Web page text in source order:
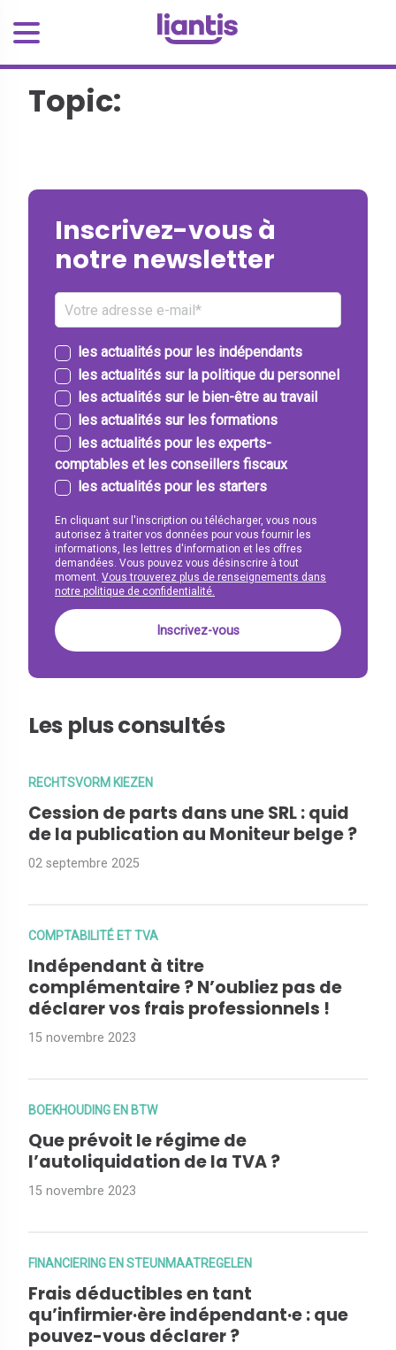
Topic:
Inscrivez-vous à
notre newsletter
les actualités pour les indépendants
les actualités sur la politique du personnel
les actualités sur le bien-être au travail
les actualités sur les formations
les actualités pour les experts-
comptables et les conseillers fiscaux
les actualités pour les starters
En cliquant sur l'inscription ou télécharger, vous nous
autorisez à traiter vos données pour vous fournir les
informations, les lettres d'information et les offres
demandées. Vous pouvez vous désinscrire à tout
moment. Vous trouverez plus de renseignements dans
notre politique de confidentialité.
Les plus consultés
RECHTSVORM KIEZEN
Cession de parts dans une SRL : quid
de la publication au Moniteur belge ?
02 septembre 2025
COMPTABILITÉ ET TVA
Indépendant à titre
complémentaire ? N’oubliez pas de
déclarer vos frais professionnels !
15 novembre 2023
BOEKHOUDING EN BTW
Que prévoit le régime de
l’autoliquidation de la TVA ?
15 novembre 2023
FINANCIERING EN STEUNMAATREGELEN
Frais déductibles en tant
qu’infirmier·ère indépendant·e : que
pouvez-vous déclarer ?